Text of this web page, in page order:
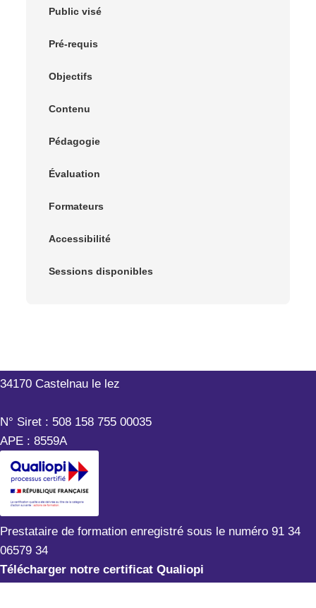
Public visé
Pré-requis
Objectifs
Contenu
Pédagogie
Évaluation
Formateurs
Accessibilité
Sessions disponibles
34170 Castelnau le lez
N° Siret : 508 158 755 00035
APE : 8559A
Prestataire de formation enregistré sous le numéro 91 34
06579 34
Télécharger notre certificat Qualiopi